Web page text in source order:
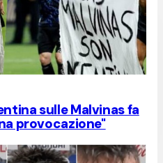
sulle Malvinas fa
provocazione"